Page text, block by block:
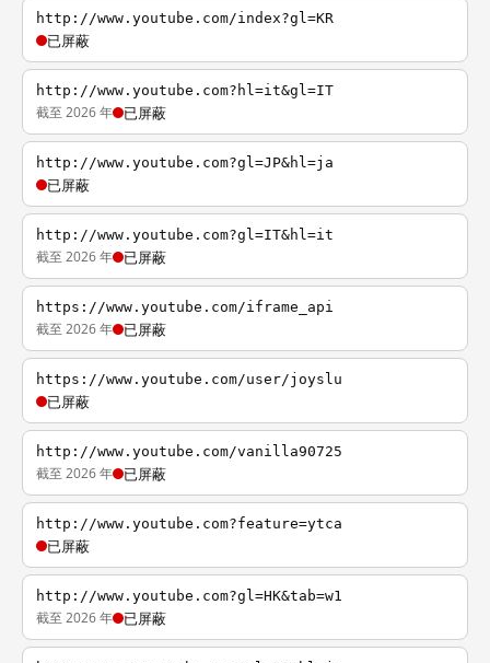
http://www.youtube.com/index?gl=KR
已屏蔽
http://www.youtube.com?hl=it&gl=IT
截至 2026 年 已屏蔽
http://www.youtube.com?gl=JP&hl=ja
已屏蔽
http://www.youtube.com?gl=IT&hl=it
截至 2026 年 已屏蔽
https://www.youtube.com/iframe_api
截至 2026 年 已屏蔽
https://www.youtube.com/user/joyslu
已屏蔽
http://www.youtube.com/vanilla90725
截至 2026 年 已屏蔽
http://www.youtube.com?feature=ytca
已屏蔽
http://www.youtube.com?gl=HK&tab=w1
截至 2026 年 已屏蔽